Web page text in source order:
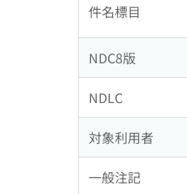
件名標目
NDC8版
NDLC
対象利用者
一般注記